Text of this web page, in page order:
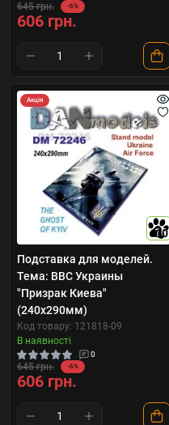
645 грн. -6%
606 грн.
Акція
10
Подставка для моделей.
Тема: ВВС Украины
"Призрак Киева"
(240x290мм)
Код товару: 121818-09
В наявності
0
645 грн. -6%
606 грн.